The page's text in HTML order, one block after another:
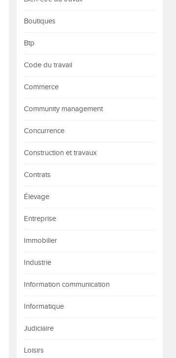
Boutiques
Btp
Code du travail
Commerce
Community management
Concurrence
Construction et travaux
Contrats
Élevage
Entreprise
Immobilier
Industrie
Information communication
Informatique
Judiciaire
Loisirs